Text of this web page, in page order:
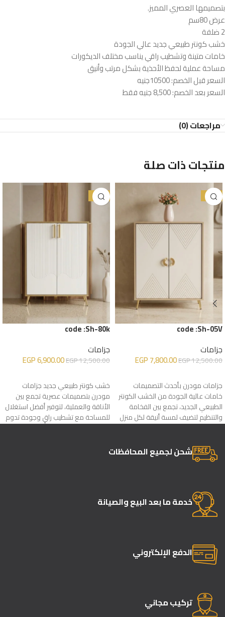
بتصميمها العصري المميز.
عرض 80سم
2 ضلفة
خشب كونتر طبيعي جديد عالي الجودة
خامات متينة وتشطيب راقي يناسب مختلف الديكورات
مساحة عملية لحفظ الأحذية بشكل مرتب وأنيق
السعر قبل الخصم: 10500جنيه
السعر بعد الخصم: 8,500 جنيه فقط
مراجعات (0)
منتجات ذات صلة
-38%
code :Sh-05V
جزامات
EGP12,500.00
EGP7,800.00
جزامات مودرن بأحدث التصميمات
خامات عالية الجودة من الخشب الكونتر
الطبيعي الجديد، تجمع بين الفخامة
والتنظيم لتضيف لمسة أنيقة لكل منزل
-45%
code :Sh-80k
جزامات
EGP12,500.00
EGP6,900.00
خشب كونتر طبيعي جديد جزامات
مودرن بتصميمات عصرية تجمع بين
الأناقة والعملية، لتوفير أفضل استغلال
للمساحة مع تشطيب راقٍ وجودة تدوم
لسنوات
شحن لجميع المحافظات
خدمة ما بعد البيع والصيانة
الدفع الإلكتروني
تركيب مجاني